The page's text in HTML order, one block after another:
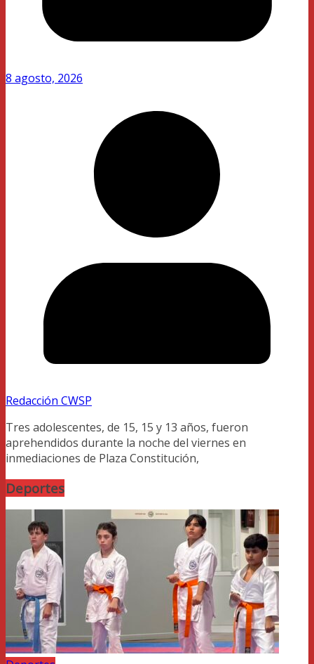
8 agosto, 2026
Redacción CWSP
Tres adolescentes, de 15, 15 y 13 años, fueron
aprehendidos durante la noche del viernes en
inmediaciones de Plaza Constitución,
Deportes